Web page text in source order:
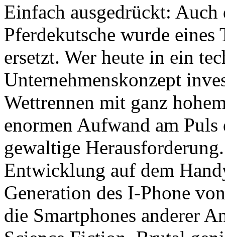
Einfach ausgedrückt: Auch
Pferdekutsche wurde
ersetzt. Wer heute in ein
Unternehmenskonzept
Wettrennen mit ganz
enormen Aufwand am
gewaltige
Entwicklung auf dem
Generation des I-Phone
die Smartphones anderer